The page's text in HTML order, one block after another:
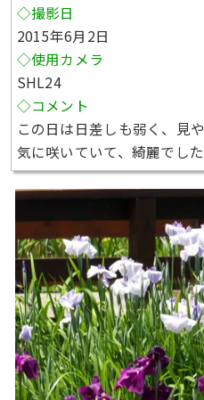
◇撮影日
2015年6月2日
◇使用カメラ
SHL24
◇コメント
この日は日差しも弱く、見
気に咲いていて、綺麗でした